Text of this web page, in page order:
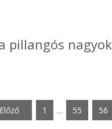
pillangós nagyok
1 … 55 56